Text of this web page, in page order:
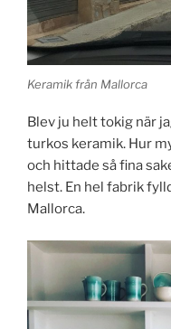
Keramik från Mallorca
Blev ju helt tokig när
turkos keramik. Hur
och hittade så fina
helst. En hel fabrik
Mallorca.